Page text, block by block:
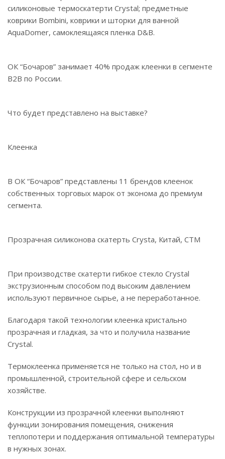
силиконовые термоскатерти Crystal; предметные
коврики Bombini, коврики и шторки для ванной
AquaDomer, самоклеящаяся пленка D&B.
ОК “Бочаров” занимает 40% продаж клеенки в сегменте
B2B по России.
Что будет представлено на выставке?
Клеенка
В ОК “Бочаров” представлены 11 брендов клеенок
собственных торговых марок от эконома до премиум
сегмента.
Прозрачная силиконова скатерть Crysta, Китай, СТМ
При производстве скатерти гибкое стекло Crystal
экструзионным способом под высоким давлением
используют первичное сырье, а не переработанное.
Благодаря такой технологии клеенка кристально
прозрачная и гладкая, за что и получила название
Crystal.
Термоклеенка применяется не только на стол, но и в
промышленной, строительной сфере и сельском
хозяйстве.
Конструкции из прозрачной клеенки выполняют
функции зонирования помещения, снижения
теплопотери и поддержания оптимальной температуры
в нужных зонах.